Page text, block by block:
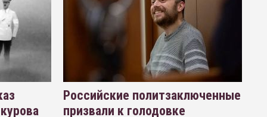
Российские политзаключенные
призвали к голодовке